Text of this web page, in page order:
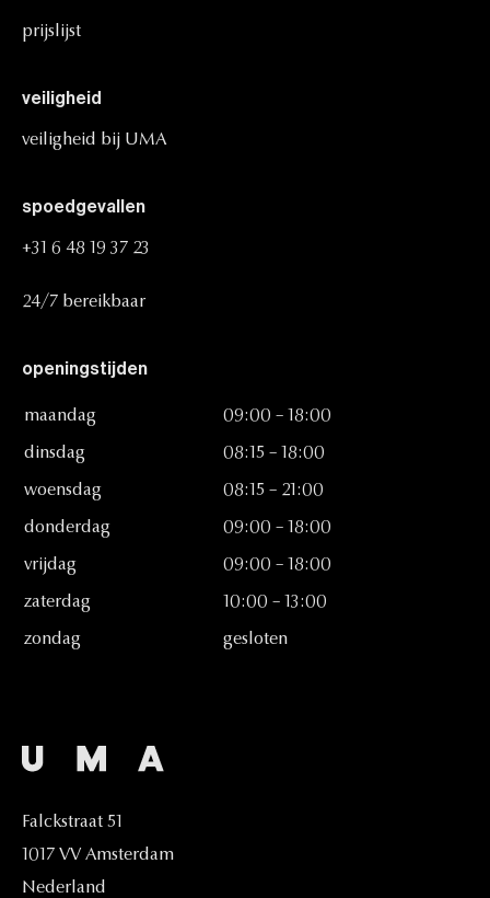
prijslijst
veiligheid
veiligheid bij UMA
spoedgevallen
+31 6 48 19 37 23
24/7 bereikbaar
openingstijden
maandag 09:00 – 18:00
dinsdag 08:15 – 18:00
woensdag 08:15 – 21:00
donderdag 09:00 – 18:00
vrijdag 09:00 – 18:00
zaterdag 10:00 – 13:00
zondag gesloten
Falckstraat 51
1017 VV Amsterdam
Nederland